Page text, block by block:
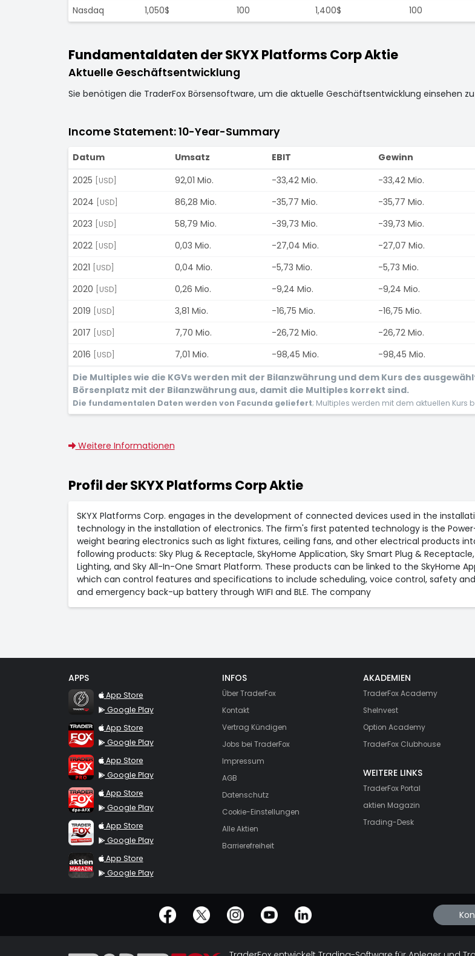
Nasdaq
1,050$ 100 1,400$ 100
Fundamentaldaten der SKYX Platforms Corp Aktie
Aktuelle Geschäftsentwicklung
Sie benötigen die TraderFox Börsensoftware, um die aktuelle Geschäftsentwicklung einsehen
Income Statement: 10-Year-Summary
Datum Umsatz EBIT Gewinn
2025
[USD] 92,01 Mio. -33,42 Mio. -33,42 Mio.
2024
[USD] 86,28 Mio. -35,77 Mio. -35,77 Mio.
2023
[USD] 58,79 Mio. -39,73 Mio. -39,73 Mio.
2022
[USD] 0,03 Mio. -27,04 Mio. -27,07 Mio.
2021
[USD] 0,04 Mio. -5,73 Mio. -5,73 Mio.
2020
[USD] 0,26 Mio. -9,24 Mio. -9,24 Mio.
2019
[USD] 3,81 Mio. -16,75 Mio. -16,75 Mio.
2017
[USD] 7,70 Mio. -26,72 Mio. -26,72 Mio.
2016
[USD] 7,01 Mio. -98,45 Mio. -98,45 Mio.
Die Multiples wie die KGVs werden mit der Bilanzwährung und dem Kurs des
Börsenplatz mit der Bilanzwährung aus, damit die Multiples korrekt sind.
Die fundamentalen Daten werden von Facunda geliefert; Multiples werden mit dem aktuellen Kurs
Weitere Informationen
Profil der SKYX Platforms Corp Aktie
SKYX Platforms Corp. engages in the development of connected devices used in the
technology in the installation of electronics. The firm's first patented technology is the
weight bearing electronics such as light fixtures, ceiling fans, and other electrical products
following products: Sky Plug & Receptacle, SkyHome Application, Sky Smart Plug &
Lighting, and Sky All-In-One Smart Platform. These products can be linked to the SkyHome
which can control features and specifications to include scheduling, voice control, safety
and emergency back-up battery through WIFI and BLE. The company
APPS
TraderFox Flash
App Store
Google Play
TraderFox App
App Store
Google Play
TraderFox Pro
App Store
Google Play
TraderFox dpa-AFX ProFeed
App Store
Google Play
TraderFox Live Trading
App Store
Google Play
TraderFox aktien Magazin
App Store
Google Play
INFOS
Über TraderFox
Kontakt
Vertrag Kündigen
Jobs bei TraderFox
Impressum
AGB
Datenschutz
Cookie-Einstellungen
Alle Aktien
Barrierefreiheit
AKADEMIEN
TraderFox Academy
SheInvest
Option Academy
TraderFox Clubhouse
WEITERE LINKS
TraderFox Portal
aktien Magazin
Trading-Desk
offizielle Social Media-Accounts